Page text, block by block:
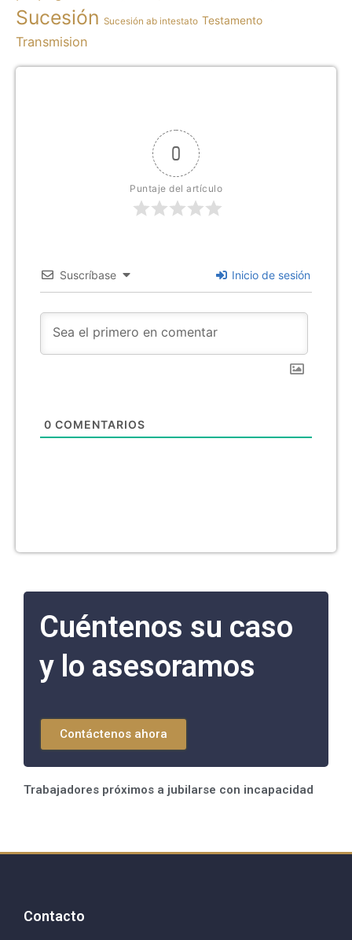
Sucesión Sucesión ab intestato Testamento
Transmision
0
Puntaje del artículo
Suscríbase Inicio de sesión
0 COMENTARIOS
Cuéntenos su caso
y lo asesoramos
Contáctenos ahora
Trabajadores próximos a jubilarse con incapacidad
Contacto